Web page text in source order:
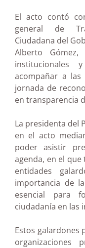
El acto contó
general de
Ciudadana del
Alberto
institucionales
acompañar a las
jornada de
en transparencia
La presidenta del
en el acto
poder asistir
agenda, en el
entidades
importancia de
esencial para
ciudadanía en las
Estos galardones
organizaciones